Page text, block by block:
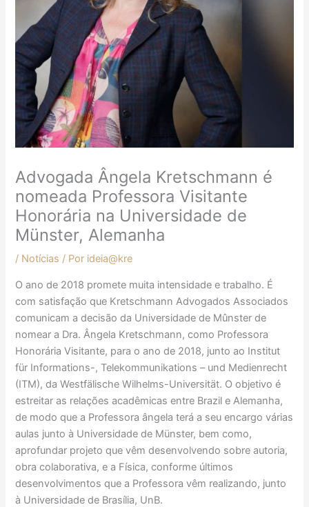
Advogada Ângela Kretschmann é
nomeada Professora Visitante
Honorária na Universidade de
Münster, Alemanha
/ Notícias / Por ideia@kre
O ano de 2018 promete muita intensidade e trabalho. É
com satisfação que Kretschmann Advogados Associados
comunicam a decisão da Universidade de Mûnster de
nomear a Dra. Ângela Kretschmann, como Professora
Honorária Visitante, para o ano de 2018, junto ao Institut
für Informations-, Telekommunikations – und Medienrecht
(ITM), da Westfälische Wilhelms-Universität. O objetivo é
estreitar as relações acadêmicas entre Brazil e Alemanha,
de modo que a Professora ângela terá a seu encargo várias
aulas junto à Universidade de Münster, bem como,
aprofundar projeto que vêm desenvolvendo sobre autoria,
obra colaborativa, e a Física, conforme últimos
desenvolvimentos que a Professora vêm realizando, junto
à Universidade de Brasília, UnB.